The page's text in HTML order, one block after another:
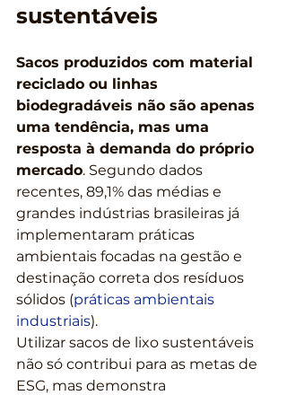
sustentáveis
Sacos produzidos com material
reciclado ou linhas
biodegradáveis não são apenas
uma tendência, mas uma
resposta à demanda do próprio
mercado. Segundo dados
recentes, 89,1% das médias e
grandes indústrias brasileiras já
implementaram práticas
ambientais focadas na gestão e
destinação correta dos resíduos
sólidos (práticas ambientais
industriais).
Utilizar sacos de lixo sustentáveis
não só contribui para as metas de
ESG, mas demonstra